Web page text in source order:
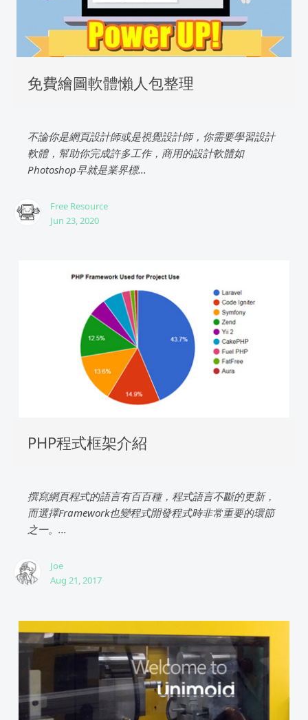
免費繪圖軟體懶人包整理
不論你是網頁設計師或是視覺設計師，你需要學習設計
軟體，幫助你完成許多工作，商用的設計軟體如
Photoshop早就是業界標...
Free Resource
Jun 23, 2020
PHP程式框架介紹
撰寫網頁程式的語言有百百種，程式語言不斷的更新，
而選擇Framework也變程式開發程式時非常重要的環節
之一。...
Joe
Aug 21, 2017